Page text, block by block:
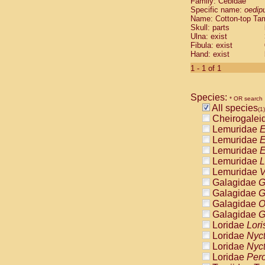
Cebidae
Cebidae
Cebidae
Cebidae
Cebidae
Cebidae
Cebidae
Cebidae
Cebidae
Cebidae
Cebidae
Cebidae
Atelidae
Atelidae
Atelidae
Atelidae
Atelidae
Atelidae
Atelidae
Atelidae
Atelidae
Atelidae
Pitheciidae
Specific name:
Name: Cotton-top
Skull: parts
Ulna: exist
Fibula: exist
Hand: exist
1 - 1 of 1
Species: * OR search
All species(1)
Lemuridae
Lemuridae
Lemuridae
Lemuridae
Lemuridae
Galagidae
Galagidae
Galagidae
Galagidae
Loridae
Loridae
Loridae
Loridae